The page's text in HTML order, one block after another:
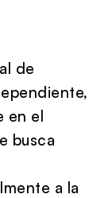
de
en el
busca
a la